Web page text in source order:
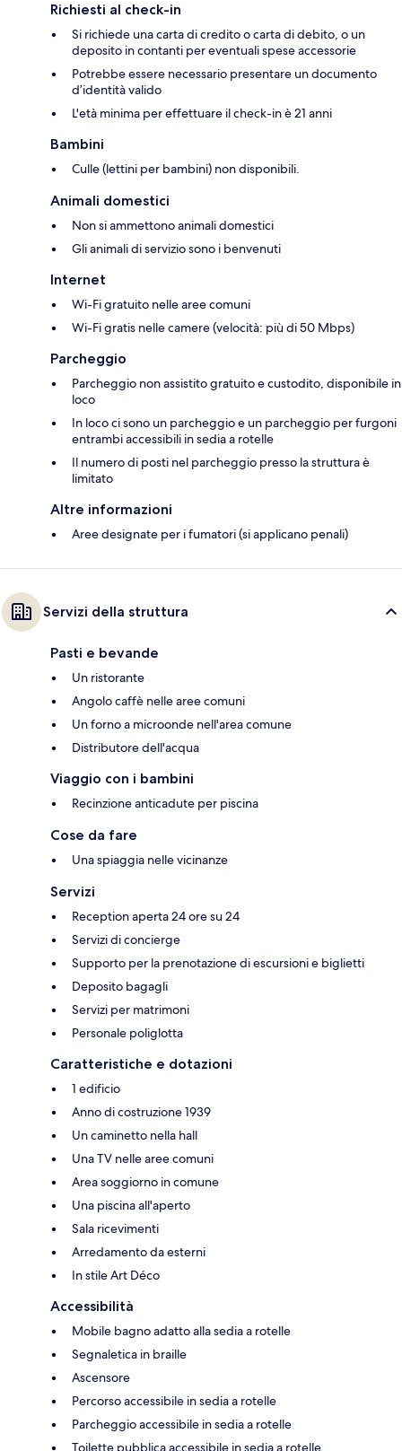
Richiesti al check-in
Si richiede una carta di credito o carta di debito, o un
deposito in contanti per eventuali spese accessorie
Potrebbe essere necessario presentare un documento
d’identità valido
L'età minima per effettuare il check-in è 21 anni
Bambini
Culle (lettini per bambini) non disponibili.
Animali domestici
Non si ammettono animali domestici
Gli animali di servizio sono i benvenuti
Internet
Wi-Fi gratuito nelle aree comuni
Wi-Fi gratis nelle camere (velocità: più di 50 Mbps)
Parcheggio
Parcheggio non assistito gratuito e custodito, disponibile in
loco
In loco ci sono un parcheggio e un parcheggio per furgoni
entrambi accessibili in sedia a rotelle
Il numero di posti nel parcheggio presso la struttura è
limitato
Altre informazioni
Aree designate per i fumatori (si applicano penali)
Servizi della struttura
Pasti e bevande
Un ristorante
Angolo caffè nelle aree comuni
Un forno a microonde nell'area comune
Distributore dell'acqua
Viaggio con i bambini
Recinzione anticadute per piscina
Cose da fare
Una spiaggia nelle vicinanze
Servizi
Reception aperta 24 ore su 24
Servizi di concierge
Supporto per la prenotazione di escursioni e biglietti
Deposito bagagli
Servizi per matrimoni
Personale poliglotta
Caratteristiche e dotazioni
1 edificio
Anno di costruzione 1939
Un caminetto nella hall
Una TV nelle aree comuni
Area soggiorno in comune
Una piscina all'aperto
Sala ricevimenti
Arredamento da esterni
In stile Art Déco
Accessibilità
Mobile bagno adatto alla sedia a rotelle
Segnaletica in braille
Ascensore
Percorso accessibile in sedia a rotelle
Parcheggio accessibile in sedia a rotelle
Toilette pubblica accessibile in sedia a rotelle